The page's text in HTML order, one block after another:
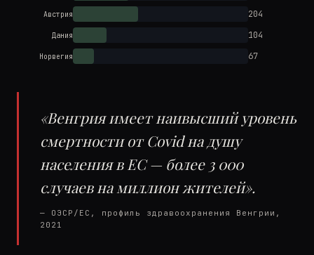
Австрия 204
Дания 104
Норвегия 67
«Венгрия имеет наивысший уровень
смертности от Covid на душу
населения в ЕС — более 3 000
случаев на миллион жителей».
— ОЭСР/ЕС, профиль здравоохранения Венгрии,
2021